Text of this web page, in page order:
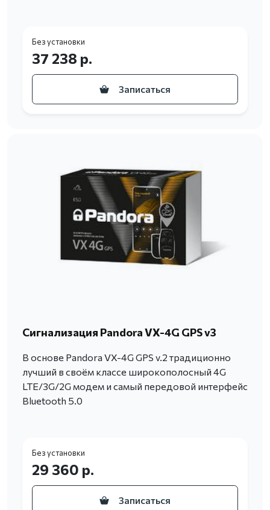
Без установки
37 238 р.
Записаться
Сигнализация Pandora VX-4G GPS v3
В основе Pandora VX-4G GPS v.2 традиционно
лучший в своём классе широкополосный 4G
LTE/3G/2G модем и самый передовой интерфейс
Bluetooth 5.0
Без установки
29 360 р.
Записаться